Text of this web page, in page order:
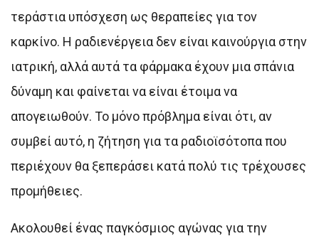
τεράστια υπόσχεση ως θεραπείες για τον
καρκίνο. Η ραδιενέργεια δεν είναι καινούργια στην
ιατρική, αλλά αυτά τα φάρμακα έχουν μια σπάνια
δύναμη και φαίνεται να είναι έτοιμα να
απογειωθούν. Το μόνο πρόβλημα είναι ότι, αν
συμβεί αυτό, η ζήτηση για τα ραδιοϊσότοπα που
περιέχουν θα ξεπεράσει κατά πολύ τις τρέχουσες
προμήθειες.
Ακολουθεί ένας παγκόσμιος αγώνας για την